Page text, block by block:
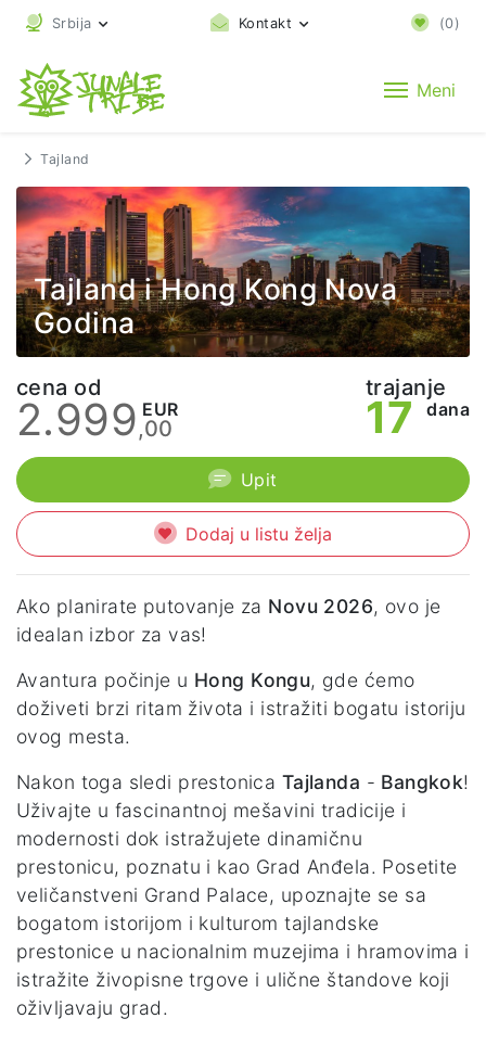
Srbija Kontakt (0)
Meni
Tajland
Tajland i Hong Kong Nova
Godina
cena od
2.999 EUR
,00
trajanje
17 dana
Upit
Dodaj u listu želja
Ako planirate putovanje za Novu 2026, ovo je
idealan izbor za vas!
Avantura počinje u Hong Kongu, gde ćemo
doživeti brzi ritam života i istražiti bogatu istoriju
ovog mesta.
Nakon toga sledi prestonica Tajlanda - Bangkok!
Uživajte u fascinantnoj mešavini tradicije i
modernosti dok istražujete dinamičnu
prestonicu, poznatu i kao Grad Anđela. Posetite
veličanstveni Grand Palace, upoznajte se sa
bogatom istorijom i kulturom tajlandske
prestonice u nacionalnim muzejima i hramovima i
istražite živopisne trgove i ulične štandove koji
oživljavaju grad.